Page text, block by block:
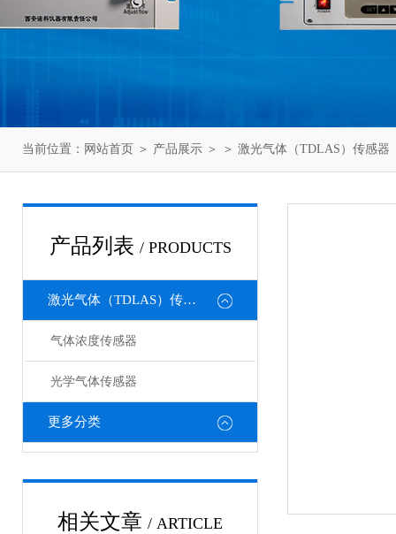
当前位置： 网站首页 ＞ 产品展示 ＞ ＞ 激光气体（TDLAS）传感器
产品列表 / PRODUCTS
激光气体（TDLAS）传感器
气体浓度传感器
光学气体传感器
更多分类
相关文章 / ARTICLE